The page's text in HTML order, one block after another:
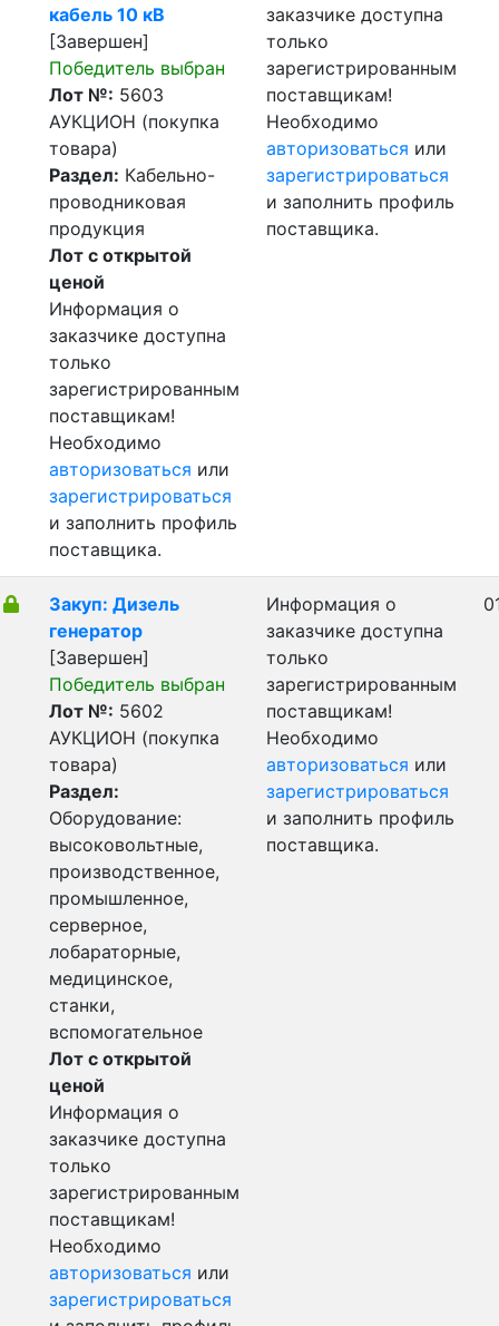
кабель 10 кВ
[Завершен]
Победитель выбран
Лот №: 5603
АУКЦИОН (покупка
товара)
Раздел: Кабельно-
проводниковая
продукция
Лот с открытой
ценой
Информация о
заказчике доступна
только
зарегистрированным
поставщикам!
Необходимо
авторизоваться или
зарегистрироваться
и заполнить профиль
поставщика.
заказчике доступна
только
зарегистрированным
поставщикам!
Необходимо
авторизоваться или
зарегистрироваться
и заполнить профиль
поставщика.
Закуп: Дизель
генератор
[Завершен]
Победитель выбран
Лот №: 5602
АУКЦИОН (покупка
товара)
Раздел:
Оборудование:
высоковольтные,
производственное,
промышленное,
серверное,
лобараторные,
медицинское,
станки,
вспомогательное
Лот с открытой
ценой
Информация о
заказчике доступна
только
зарегистрированным
поставщикам!
Необходимо
авторизоваться или
зарегистрироваться
Информация о
заказчике доступна
только
зарегистрированным
поставщикам!
Необходимо
авторизоваться или
зарегистрироваться
и заполнить профиль
поставщика.